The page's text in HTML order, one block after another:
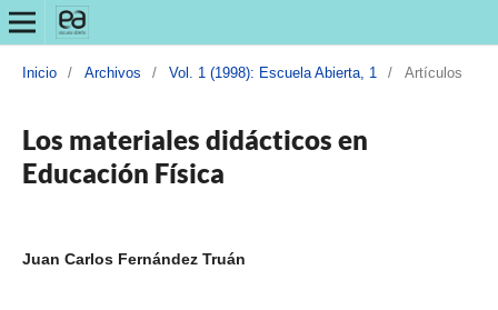
Inicio / Archivos / Vol. 1 (1998): Escuela Abierta, 1 / Artículos
Los materiales didácticos en
Educación Física
Juan Carlos Fernández Truán